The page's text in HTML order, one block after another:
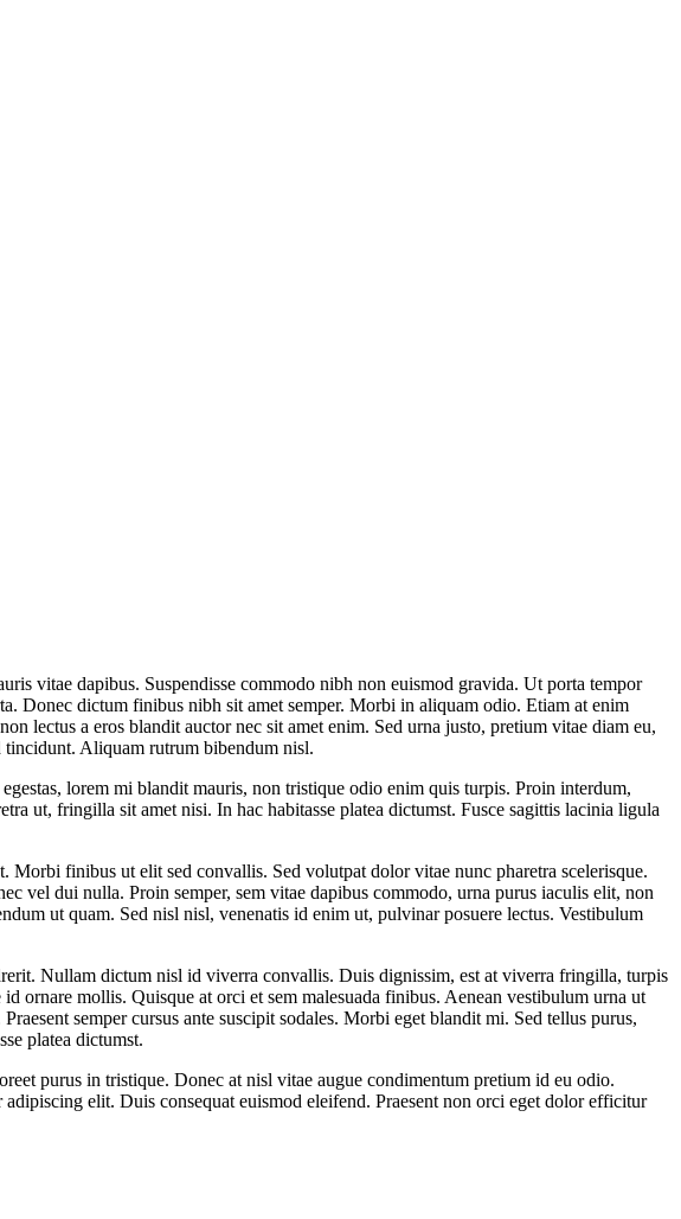
vitae dapibus. Suspendisse commodo nibh non euismod gravida. Ut porta tempor
Donec dictum finibus nibh sit amet semper. Morbi in aliquam odio. Etiam at enim
lectus a eros blandit auctor nec sit amet enim. Sed urna justo, pretium vitae diam eu,
tincidunt. Aliquam rutrum bibendum nisl.
lorem mi blandit mauris, non tristique odio enim quis turpis. Proin interdum,
ut, fringilla sit amet nisi. In hac habitasse platea dictumst. Fusce sagittis lacinia ligula
Morbi finibus ut elit sed convallis. Sed volutpat dolor vitae nunc pharetra scelerisque.
vel dui nulla. Proin semper, sem vitae dapibus commodo, urna purus iaculis elit, non
ut quam. Sed nisl nisl, venenatis id enim ut, pulvinar posuere lectus. Vestibulum
Nullam dictum nisl id viverra convallis. Duis dignissim, est at viverra fringilla, turpis
ornare mollis. Quisque at orci et sem malesuada finibus. Aenean vestibulum urna ut
semper cursus ante suscipit sodales. Morbi eget blandit mi. Sed tellus purus,
platea dictumst.
purus in tristique. Donec at nisl vitae augue condimentum pretium id eu odio.
elit. Duis consequat euismod eleifend. Praesent non orci eget dolor efficitur